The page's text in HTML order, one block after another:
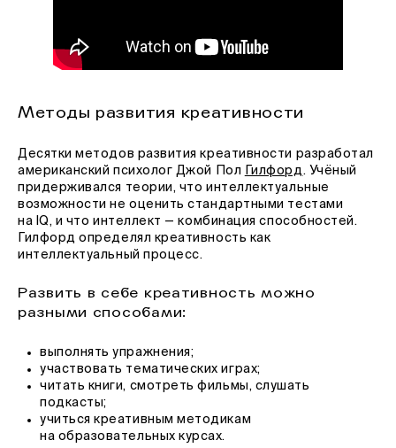
Методы развития креативности
Десятки методов развития креативности разработал
американский психолог Джой Пол
Гилфорд. Учёный
придерживался теории, что интеллектуальные
возможности не оценить стандартными тестами
на IQ, и что интеллект — комбинация способностей.
Гилфорд определял креативность как
интеллектуальный процесс.
Развить в себе креативность можно
разными способами:
выполнять упражнения;
участвовать тематических играх;
читать книги, смотреть фильмы, слушать
подкасты;
учиться креативным методикам
на образовательных курсах.